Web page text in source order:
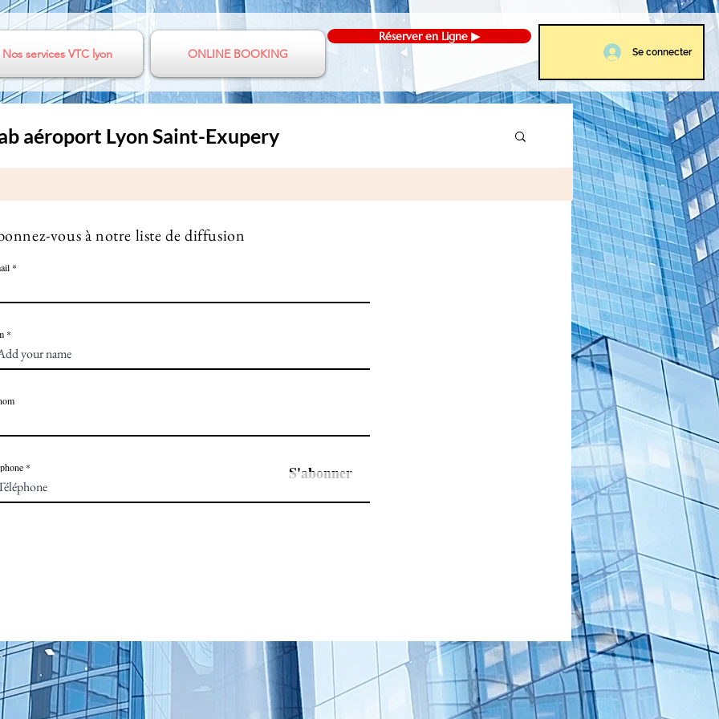
Nos services VTC lyon ONLINE BOOKING
Réserver en Ligne ▶
Se connecter
aéroport Lyon Saint-Exupery
vtc ouest Lyonnais transferts Gare
vous à notre liste de diffusion
S'abonner